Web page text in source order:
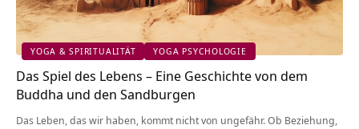
YOGA & SPIRITUALITÄT YOGA PSYCHOLOGIE
Das Spiel des Lebens – Eine Geschichte von dem
Buddha und den Sandburgen
Das Leben, das wir haben, kommt nicht von ungefähr. Ob Beziehung,